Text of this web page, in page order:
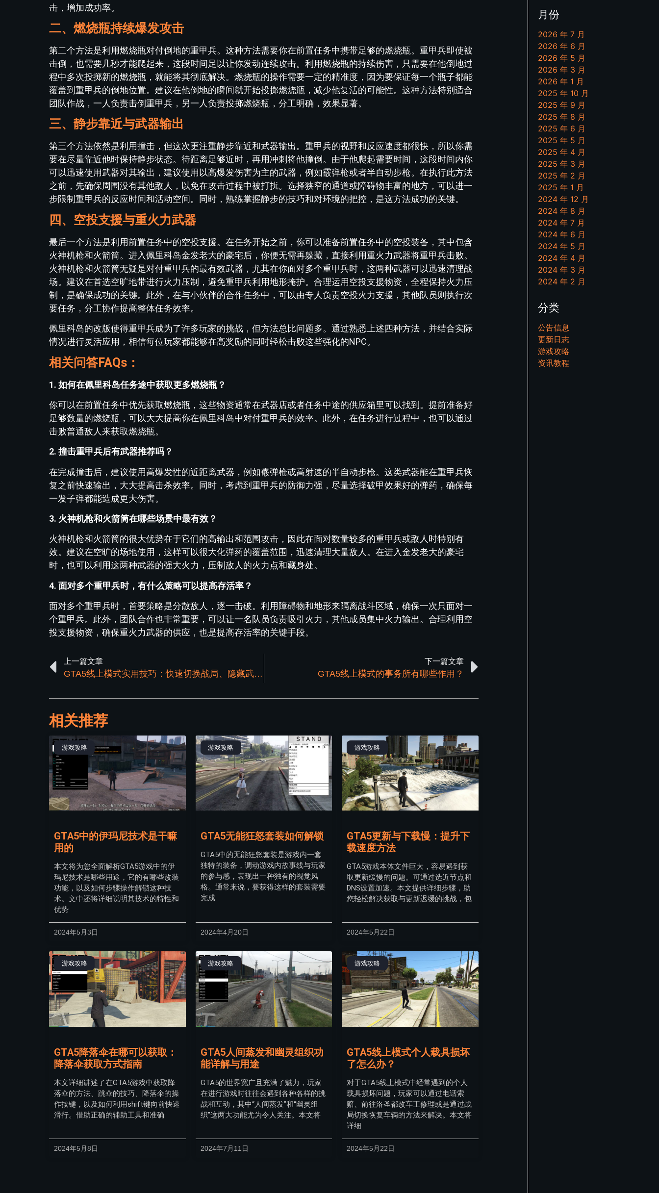
击，增加成功率。
二、燃烧瓶持续爆发攻击
第二个方法是利用燃烧瓶对付倒地的重甲兵。这种方法需要你在前置任务中携带足够的燃烧瓶。重甲兵即使被
击倒，也需要几秒才能爬起来，这段时间足以让你发动连续攻击。利用燃烧瓶的持续伤害，只需要在他倒地过
程中多次投掷新的燃烧瓶，就能将其彻底解决。燃烧瓶的操作需要一定的精准度，因为要保证每一个瓶子都能
覆盖到重甲兵的倒地位置。建议在他倒地的瞬间就开始投掷燃烧瓶，减少他复活的可能性。这种方法特别适合
团队作战，一人负责击倒重甲兵，另一人负责投掷燃烧瓶，分工明确，效果显著。
三、静步靠近与武器输出
第三个方法依然是利用撞击，但这次更注重静步靠近和武器输出。重甲兵的视野和反应速度都很快，所以你需
要在尽量靠近他时保持静步状态。待距离足够近时，再用冲刺将他撞倒。由于他爬起需要时间，这段时间内你
可以迅速使用武器对其输出，建议使用以高爆发伤害为主的武器，例如霰弹枪或者半自动步枪。在执行此方法
之前，先确保周围没有其他敌人，以免在攻击过程中被打扰。选择狭窄的通道或障碍物丰富的地方，可以进一
步限制重甲兵的反应时间和活动空间。同时，熟练掌握静步的技巧和对环境的把控，是这方法成功的关键。
四、空投支援与重火力武器
最后一个方法是利用前置任务中的空投支援。在任务开始之前，你可以准备前置任务中的空投装备，其中包含
火神机枪和火箭筒。进入佩里科岛金发老大的豪宅后，你便无需再躲藏，直接利用重火力武器将重甲兵击败。
火神机枪和火箭筒无疑是对付重甲兵的最有效武器，尤其在你面对多个重甲兵时，这两种武器可以迅速清理战
场。建议在首选空旷地带进行火力压制，避免重甲兵利用地形掩护。合理运用空投支援物资，全程保持火力压
制，是确保成功的关键。此外，在与小伙伴的合作任务中，可以由专人负责空投火力支援，其他队员则执行次
要任务，分工协作提高整体任务效率。
佩里科岛的改版使得重甲兵成为了许多玩家的挑战，但方法总比问题多。通过熟悉上述四种方法，并结合实际
情况进行灵活应用，相信每位玩家都能够在高奖励的同时轻松击败这些强化的NPC。
相关问答FAQs：
1. 如何在佩里科岛任务途中获取更多燃烧瓶？
你可以在前置任务中优先获取燃烧瓶，这些物资通常在武器店或者任务中途的供应箱里可以找到。提前准备好
足够数量的燃烧瓶，可以大大提高你在佩里科岛中对付重甲兵的效率。此外，在任务进行过程中，也可以通过
击败普通敌人来获取燃烧瓶。
2. 撞击重甲兵后有武器推荐吗？
在完成撞击后，建议使用高爆发性的近距离武器，例如霰弹枪或高射速的半自动步枪。这类武器能在重甲兵恢
复之前快速输出，大大提高击杀效率。同时，考虑到重甲兵的防御力强，尽量选择破甲效果好的弹药，确保每
一发子弹都能造成更大伤害。
3. 火神机枪和火箭筒在哪些场景中最有效？
火神机枪和火箭筒的很大优势在于它们的高输出和范围攻击，因此在面对数量较多的重甲兵或敌人时特别有
效。建议在空旷的场地使用，这样可以很大化弹药的覆盖范围，迅速清理大量敌人。在进入金发老大的豪宅
时，也可以利用这两种武器的强大火力，压制敌人的火力点和藏身处。
4. 面对多个重甲兵时，有什么策略可以提高存活率？
面对多个重甲兵时，首要策略是分散敌人，逐一击破。利用障碍物和地形来隔离战斗区域，确保一次只面对一
个重甲兵。此外，团队合作也非常重要，可以让一名队员负责吸引火力，其他成员集中火力输出。合理利用空
投支援物资，确保重火力武器的供应，也是提高存活率的关键手段。
上一篇文章
GTA5线上模式实用技巧：快速切换战局、隐藏武器、挂机防踢
下一篇文章
GTA5线上模式的事务所有哪些作用？
相关推荐
游戏攻略
GTA5中的伊玛尼技术是干嘛
用的
本文将为您全面解析GTA5游戏中的伊
玛尼技术是哪些用途，它的有哪些改装
功能，以及如何步骤操作解锁这种技
术。文中还将详细说明其技术的特性和
优势
2024年5月3日
游戏攻略
GTA5无能狂怒套装如何解锁
GTA5中的无能狂怒套装是游戏内一套
独特的装备，调动游戏内故事线与玩家
的参与感，表现出一种独有的视觉风
格。通常来说，要获得这样的套装需要
完成
2024年4月20日
游戏攻略
GTA5更新与下载慢：提升下
载速度方法
GTA5游戏本体文件巨大，容易遇到获
取更新缓慢的问题。可通过选近节点和
DNS设置加速。本文提供详细步骤，助
您轻松解决获取与更新迟缓的挑战，包
2024年5月22日
游戏攻略
GTA5降落伞在哪可以获取：
降落伞获取方式指南
本文详细讲述了在GTA5游戏中获取降
落伞的方法、跳伞的技巧、降落伞的操
作按键，以及如何利用shift键向前快速
滑行。借助正确的辅助工具和准确
2024年5月8日
游戏攻略
GTA5人间蒸发和幽灵组织功
能详解与用途
GTA5的世界宽广且充满了魅力，玩家
在进行游戏时往往会遇到各种各样的挑
战和互动，其中“人间蒸发”和“幽灵组
织”这两大功能尤为令人关注。本文将
2024年7月11日
游戏攻略
GTA5线上模式个人载具损坏
了怎么办？
对于GTA5线上模式中经常遇到的个人
载具损坏问题，玩家可以通过电话索
赔、前往洛圣都改车王修理或是通过战
局切换恢复车辆的方法来解决。本文将
详细
2024年5月22日
月份
2026 年 7 月
2026 年 6 月
2026 年 5 月
2026 年 3 月
2026 年 1 月
2025 年 10 月
2025 年 9 月
2025 年 8 月
2025 年 6 月
2025 年 5 月
2025 年 4 月
2025 年 3 月
2025 年 2 月
2025 年 1 月
2024 年 12 月
2024 年 8 月
2024 年 7 月
2024 年 6 月
2024 年 5 月
2024 年 4 月
2024 年 3 月
2024 年 2 月
分类
公告信息
更新日志
游戏攻略
资讯教程